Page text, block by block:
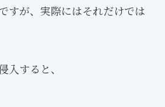
すが、実際にはそれだけでは
入すると、